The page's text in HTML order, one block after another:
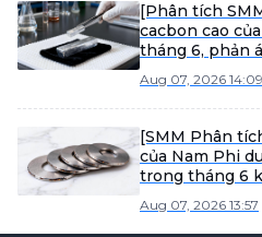
[Phân tích
cacbon cao
tháng 6, phản
Aug 07, 2026 14:09
[SMM Phân
của Nam Phi
trong tháng 6
chính sách
Aug 07, 2026 13:57